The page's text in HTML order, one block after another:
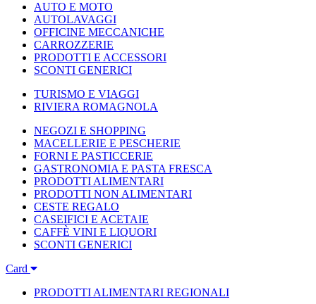
AUTO E MOTO
AUTOLAVAGGI
OFFICINE MECCANICHE
CARROZZERIE
PRODOTTI E ACCESSORI
SCONTI GENERICI
TURISMO E VIAGGI
RIVIERA ROMAGNOLA
NEGOZI E SHOPPING
MACELLERIE E PESCHERIE
FORNI E PASTICCERIE
GASTRONOMIA E PASTA FRESCA
PRODOTTI ALIMENTARI
PRODOTTI NON ALIMENTARI
CESTE REGALO
CASEIFICI E ACETAIE
CAFFÈ VINI E LIQUORI
SCONTI GENERICI
Card
PRODOTTI ALIMENTARI REGIONALI